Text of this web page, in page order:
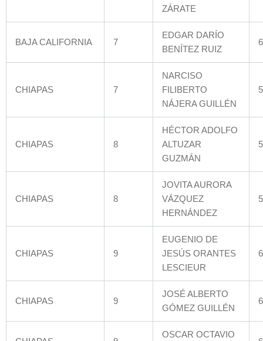
ZÁRATE
BAJA CALIFORNIA 7
EDGAR DARÍO
BENÍTEZ RUIZ
CHIAPAS 7
NARCISO
FILIBERTO
NÁJERA GUILLÉN
CHIAPAS 8
HÉCTOR ADOLFO
ALTUZAR
GUZMÁN
CHIAPAS 8
JOVITA AURORA
VÁZQUEZ
HERNÁNDEZ
CHIAPAS 9
EUGENIO DE
JESÚS ORANTES
LESCIEUR
CHIAPAS 9
JOSÉ ALBERTO
GÓMEZ GUILLÉN
OSCAR OCTAVIO